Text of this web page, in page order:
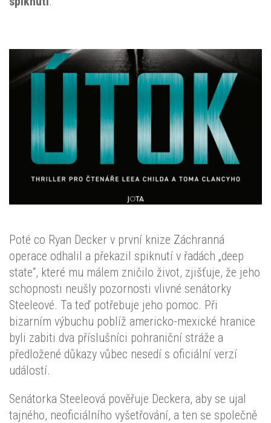
Poté co Ryan Decker v první knize Záchranná
operace odhalil a překazil spiknutí v řadách „deep
state“, které mu málem zničilo život, zjišťuje, že jeho
schopnosti neušly pozornosti vlivné senátorky
Steeleové. Ta teď potřebuje jeho pomoc. Při
bizarním výbuchu poblíž americko-mexické hranice
byli zabiti dva příslušníci pohraniční stráže a
předložené důkazy vůbec nesedí s oficiální verzí
událostí.
Senátorka Steeleová pověřuje Deckera, aby se ujal
tajného, neoficiálního vyšetřování, a ten se společně